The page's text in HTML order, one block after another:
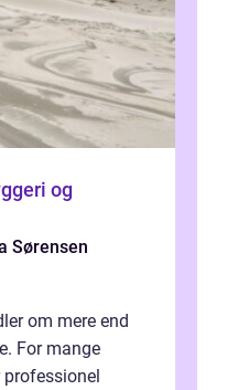
og
Sørensen
om mere end
For mange